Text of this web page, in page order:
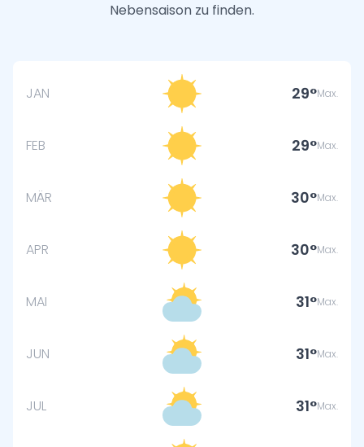
Nebensaison zu finden.
JAN Max.
29
FEB Max.
29
MÄR Max.
30
APR Max.
30
MAI Max.
31
JUN Max.
31
JUL Max.
31